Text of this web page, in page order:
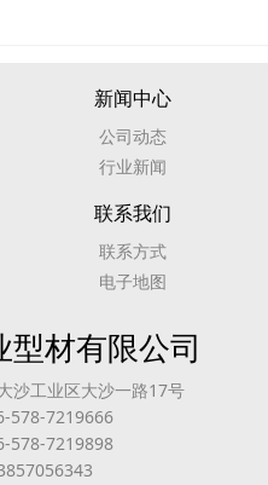
新闻中心
公司动态
行业新闻
联系我们
联系方式
电子地图
材有限公司
沙工业区大沙一路17号
578-7219666
578-7219898